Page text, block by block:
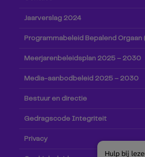
Jaarverslag 2024
Programmabeleid Bepalend Orgaan
Meerjarenbeleidsplan 2025 – 2030
Media-aanbodbeleid 2025 – 2030
Bestuur en directie
Gedragscode Integriteit
Privacy
Hulp bij